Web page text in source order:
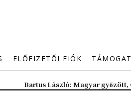
ELŐFIZETŐI FIÓK
Bartus László: Magyar győzött,